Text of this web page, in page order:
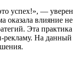
успех!», — уверен
оказала влияние не
Эта практика
рекламу. На данный